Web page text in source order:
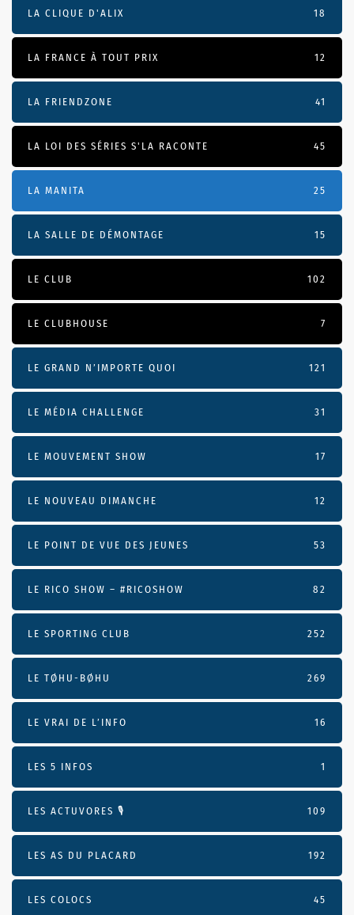
LA CLIQUE D'ALIX 18
LA FRANCE À TOUT PRIX 12
LA FRIENDZONE 41
LA LOI DES SÉRIES S'LA RACONTE 45
LA MANITA 25
LA SALLE DE DÉMONTAGE 15
LE CLUB 102
LE CLUBHOUSE 7
LE GRAND N’IMPORTE QUOI 121
LE MÉDIA CHALLENGE 31
LE MOUVEMENT SHOW 17
LE NOUVEAU DIMANCHE 12
LE POINT DE VUE DES JEUNES 53
LE RICO SHOW – #RICOSHOW 82
LE SPORTING CLUB 252
LE TØHU-BØHU 269
LE VRAI DE L’INFO 16
LES 5 INFOS 1
LES ACTUVORES 🎙 109
LES AS DU PLACARD 192
LES COLOCS 45